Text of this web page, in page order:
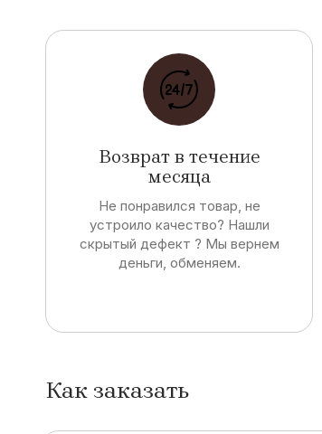
Возврат в течение
месяца
Не понравился товар, не
устроило качество? Нашли
скрытый дефект ? Мы вернем
деньги, обменяем.
Как заказать